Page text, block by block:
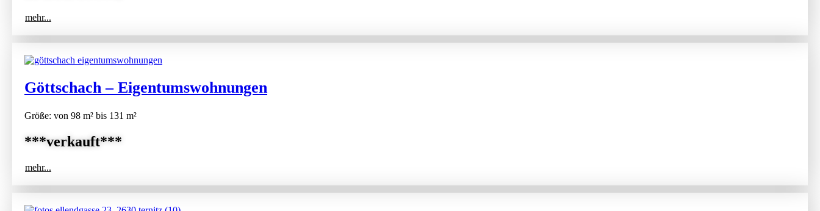
mehr...
Göttschach – Eigentumswohnungen
Größe: von 98 m² bis 131 m²
***verkauft***
mehr...